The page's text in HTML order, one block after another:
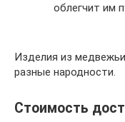
облегчит им
Изделия из
разные народности.
Стоимость